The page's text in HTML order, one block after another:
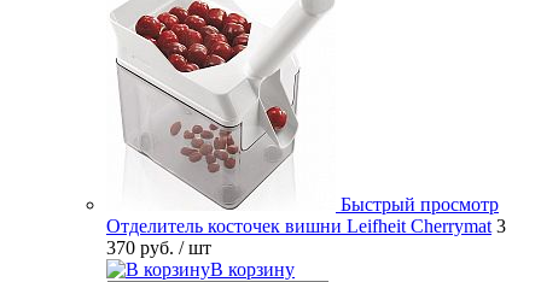
Быстрый просмотр
Отделитель косточек вишни Leifheit Cherrymat 3
370 руб. / шт
В корзину